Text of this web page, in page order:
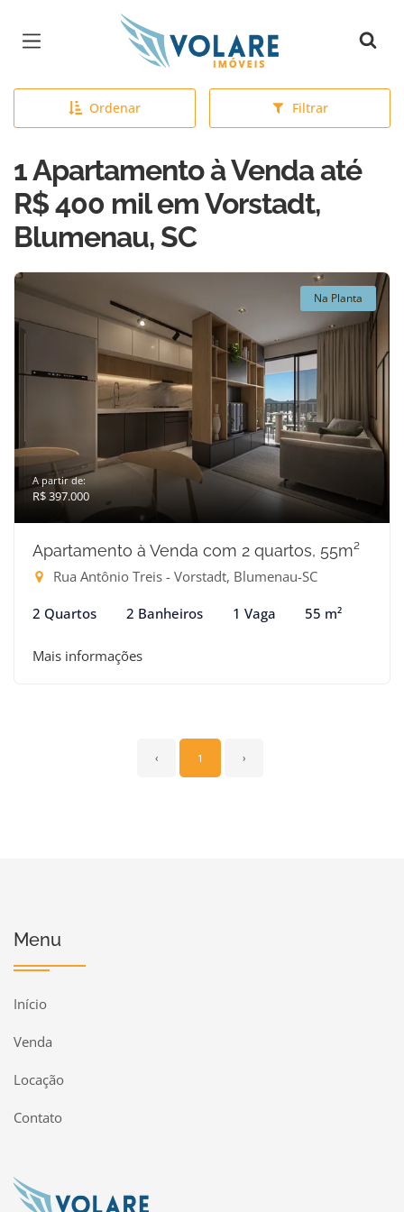
Página inicial
Ordenar Filtrar
1 Apartamento à Venda até
R$ 400 mil em Vorstadt,
Blumenau, SC
Na Planta
A partir de:
R$ 397.000
Apartamento à Venda com 2 quartos, 55m²
Rua Antônio Treis - Vorstadt, Blumenau-SC
2 Quartos 2 Banheiros 1 Vaga 55 m²
Mais informações
‹ 1 ›
Menu
Início
Venda
Locação
Contato
Página inicial